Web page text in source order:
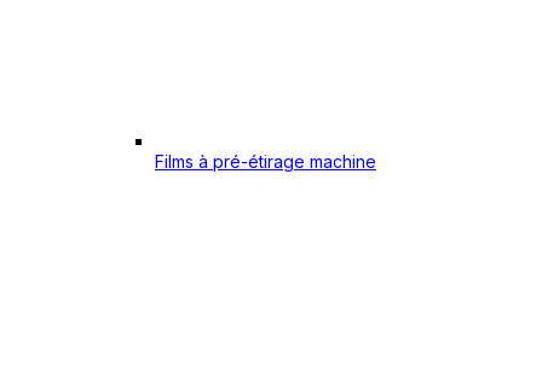
Films à pré-étirage machine